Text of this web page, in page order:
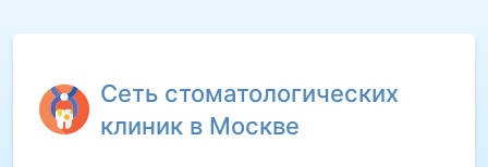
Сеть стоматологических
клиник в Москве